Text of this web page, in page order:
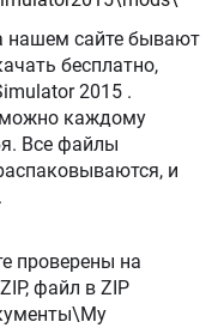
бесплатно,
2015 .
каждому
Все файлы
и
легко устанавливаются в ФС 15 .
проверены на
файл в ZIP